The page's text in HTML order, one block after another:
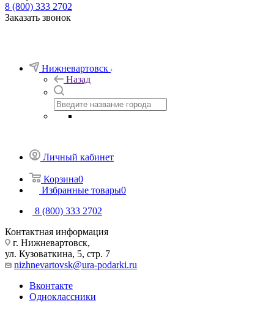
8 (800) 333 2702
Заказать звонок
Нижневартовск
Назад
Личный кабинет
Корзина0
Избранные товары0
8 (800) 333 2702
Контактная информация
г. Нижневартовск,
ул. Кузоваткина, 5, стр. 7
nizhnevartovsk@ura-podarki.ru
Вконтакте
Одноклассники